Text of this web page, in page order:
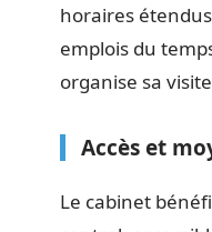
horaires
emplois du
organise sa
Accès et
Le cabinet